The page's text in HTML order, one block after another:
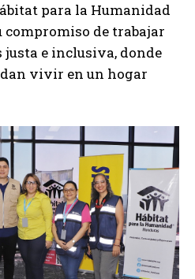
para la Humanidad
de trabajar
justa e inclusiva, donde
vivir en un hogar